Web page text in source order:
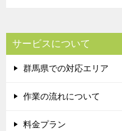
サービスについて
群馬県での対応エリア
作業の流れについて
料金プラン